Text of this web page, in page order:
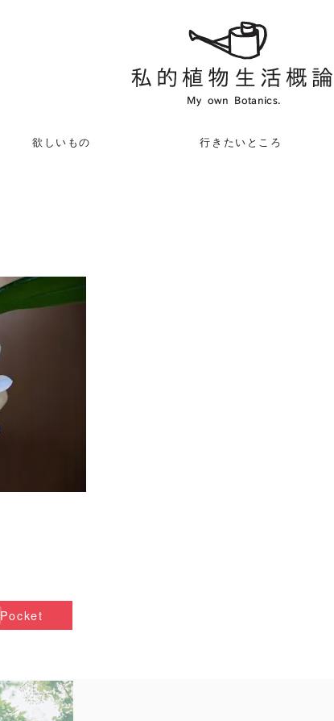
欲しいもの 行きたいところ
Pocket